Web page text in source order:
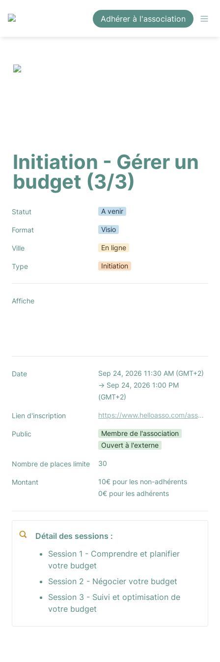
Adhérer à l'association
Initiation - Gérer un
budget (3/3)
Statut A venir
Format Visio
Ville En ligne
Type Initiation
Affiche
Date
Sep 24, 2026 11:30 AM (GMT+2)
→ Sep 24, 2026 1:00 PM
(GMT+2)
Lien d'inscription https://www.helloasso.com/associations/association-nationale-des-office-managers-boom/evenements/initiation-budget-session-3sur3-24-09-26
Public
Membre de l'association
Ouvert à l'externe
Nombre de places limite 30
Montant
10€ pour les non-adhérents
0€ pour les adhérents
Détail des sessions :
Session 1 - Comprendre et planifier
votre budget
Session 2 - Négocier votre budget
Session 3 - Suivi et optimisation de
votre budget